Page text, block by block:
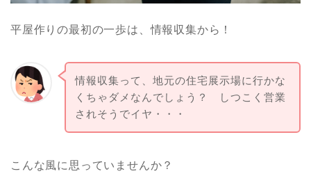
平屋作りの最初の一歩は、情報収集から！
情報収集って、地元の住宅展示場に行かな
くちゃダメなんでしょう？ しつこく営業
されそうでイヤ・・・
こんな風に思っていませんか？